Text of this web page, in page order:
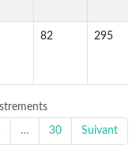
82 295
… 30 Suivant